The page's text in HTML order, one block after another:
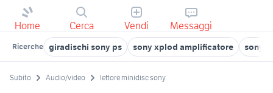
Home Cerca Vendi Messaggi
Ricerche giradischi sony ps sony xplod amplificatore sony
Subito Audio/video lettore minidisc sony